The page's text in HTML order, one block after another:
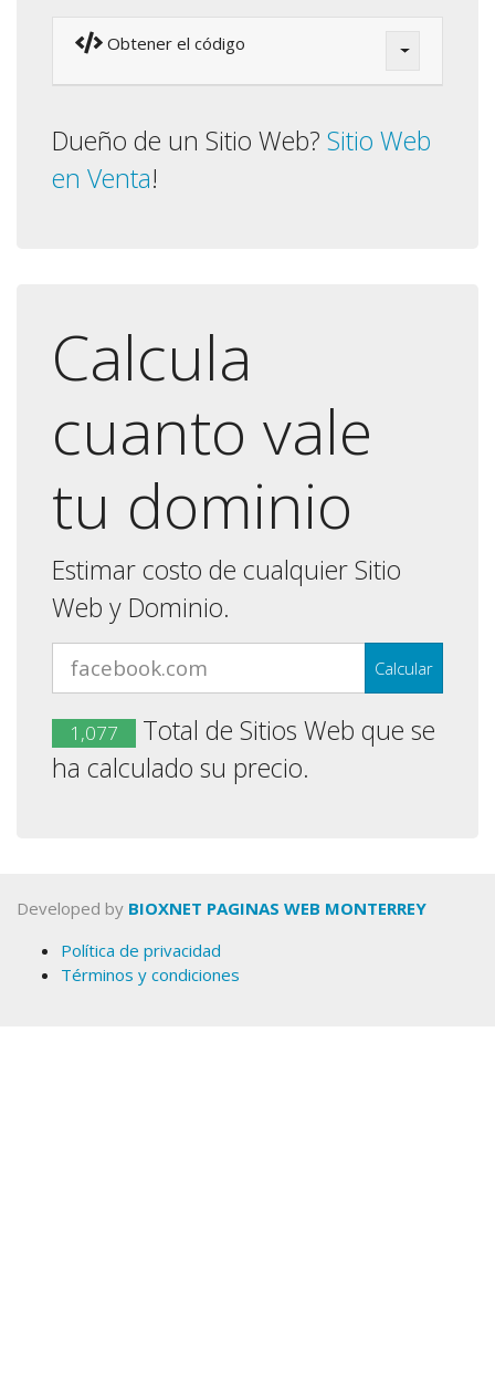
Obtener el código
Dueño de un Sitio Web? Sitio Web
en Venta!
Calcula
cuanto vale
tu dominio
Estimar costo de cualquier Sitio
Web y Dominio.
1,077
Total de Sitios Web que se
ha calculado su precio.
Developed by BIOXNET PAGINAS WEB MONTERREY
Política de privacidad
Términos y condiciones